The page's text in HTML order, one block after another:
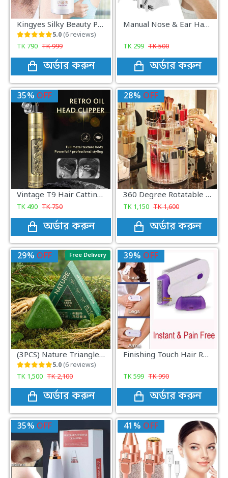
Kingyes Silky Beauty Painless Hair Removal Spray For Men & Women 150ML - Hair Removal
5.0 (6 reviews)
TK 790 TK999
অর্ডার করুন
Manual Nose & Ear Hair Trimmer
TK 299 TK500
অর্ডার করুন
35% OFF
Vintage T9 Hair Catting Trimmer Recharge Professional Cordless Hair Trimmer
TK 490 TK750
অর্ডার করুন
28% OFF
360 Degree Rotatable Diamond Cosmetics Organizer Storage Makeup Box
TK 1,150 TK1,600
অর্ডার করুন
Free Delivery
29% OFF
(3PCS) Nature Triangle Shampoo Bar
5.0 (6 reviews)
TK 1,500 TK2,100
অর্ডার করুন
39% OFF
Finishing Touch Hair Remover Epilator Tool Instant Pain With Sensor Light Hair Removal
TK599 TK990
অর্ডার করুন
35% OFF 41% OFF